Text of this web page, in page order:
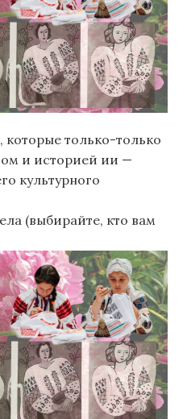
которые только-только
и историей ии —
культурного
(выбирайте, кто вам